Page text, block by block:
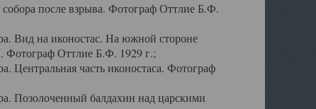
после взрыва. Фотограф Оттлие Б.Ф.
Вид на иконостас. На южной стороне
Фотограф Оттлие Б.Ф. 1929 г.;
часть иконостаса. Фотограф
Позолоченный балдахин над царскими